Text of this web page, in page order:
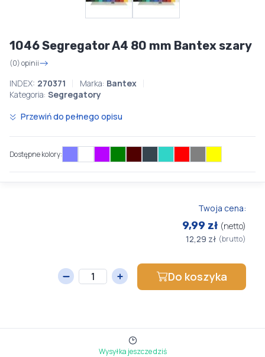
1046 Segregator A4 80 mm Bantex szary
(0) opinii
INDEX: 270371 Marka: Bantex
Kategoria: Segregatory
Przewiń do pełnego opisu
Dostępne kolory:
Twoja cena:
9,99 zł (netto)
12,29 zł (brutto)
Do koszyka
Wysyłka jeszcze dziś